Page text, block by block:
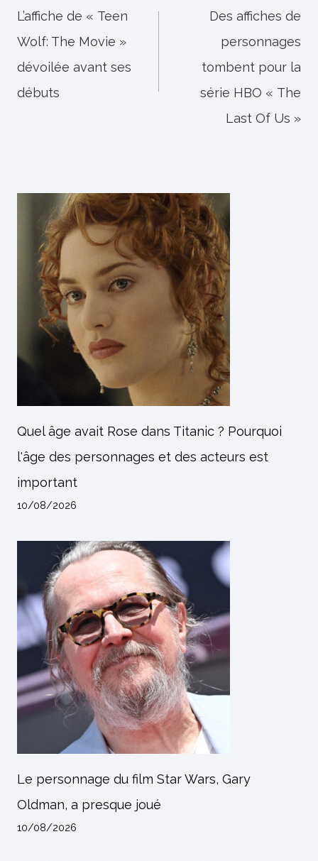
de
l’article
L’affiche de « Teen
Wolf: The Movie »
dévoilée avant ses
débuts
Des affiches de
personnages
tombent pour la
série HBO « The
Last Of Us »
Quel âge avait Rose dans Titanic ? Pourquoi
l'âge des personnages et des acteurs est
important
10/08/2026
Le personnage du film Star Wars, Gary
Oldman, a presque joué
10/08/2026